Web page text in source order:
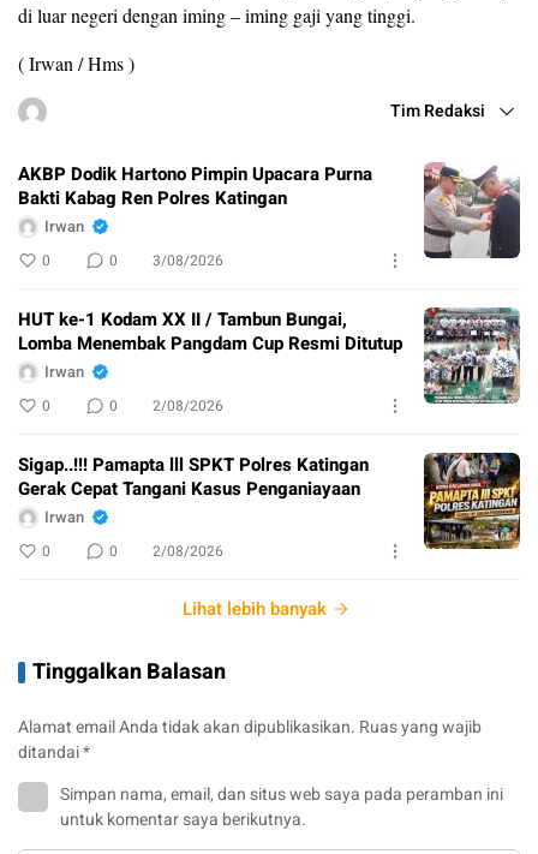
di luar negeri dengan iming – iming gaji yang tinggi.
( Irwan / Hms )
Tim Redaksi
AKBP Dodik Hartono Pimpin Upacara Purna
Bakti Kabag Ren Polres Katingan
Irwan
0 0 3/08/2026
HUT ke-1 Kodam XX II / Tambun Bungai,
Lomba Menembak Pangdam Cup Resmi Ditutup
Irwan
0 0 2/08/2026
Sigap..!!! Pamapta lll SPKT Polres Katingan
Gerak Cepat Tangani Kasus Penganiayaan
Irwan
0 0 2/08/2026
Lihat lebih banyak
Tinggalkan Balasan
Alamat email Anda tidak akan dipublikasikan. Ruas yang wajib
ditandai*
Simpan nama, email, dan situs web saya pada peramban ini
untuk komentar saya berikutnya.